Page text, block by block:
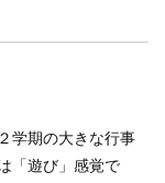
学期の大きな行事
「遊び」感覚で